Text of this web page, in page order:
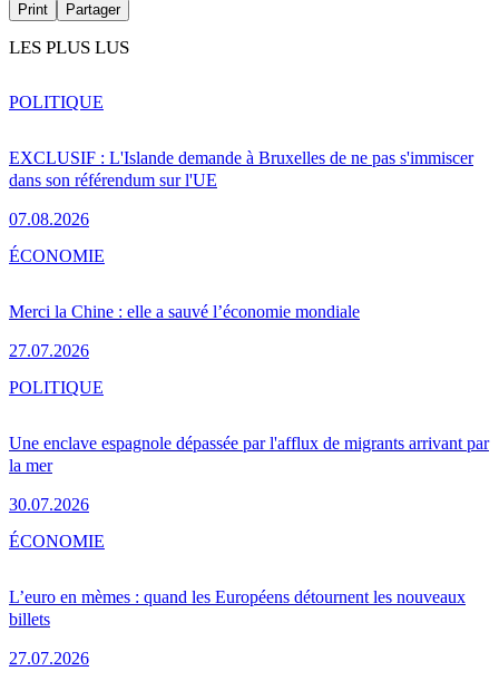
Print Partager
LES PLUS LUS
EXCLUSIF : L'Islande demande à Bruxelles de ne pas s'immiscer
dans son référendum sur l'UE
07.08.2026
POLITIQUE
Merci la Chine : elle a sauvé l’économie mondiale
27.07.2026
ÉCONOMIE
Une enclave espagnole dépassée par l'afflux de migrants arrivant par
la mer
30.07.2026
POLITIQUE
L’euro en mèmes : quand les Européens détournent les nouveaux
billets
27.07.2026
ÉCONOMIE